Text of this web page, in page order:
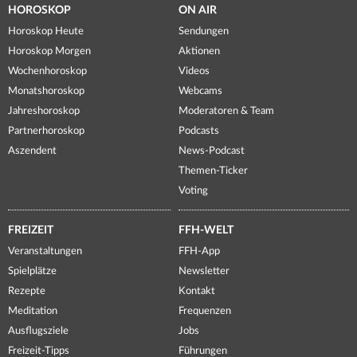
HOROSKOP
Horoskop Heute
Horoskop Morgen
Wochenhoroskop
Monatshoroskop
Jahreshoroskop
Partnerhoroskop
Aszendent
ON AIR
Sendungen
Aktionen
Videos
Webcams
Moderatoren & Team
Podcasts
News-Podcast
Themen-Ticker
Voting
FREIZEIT
Veranstaltungen
Spielplätze
Rezepte
Meditation
Ausflugsziele
Freizeit-Tipps
FFH-WELT
FFH-App
Newsletter
Kontakt
Frequenzen
Jobs
Führungen